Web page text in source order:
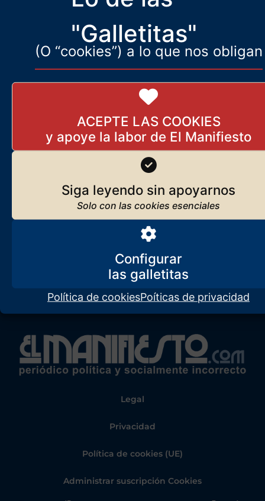
"Galletitas"
(O “cookies”) a lo que nos obligan
ACEPTE LAS COOKIES
Siga leyendo sin apoyarnos
Configurar
Política de cookiesPoíticas de privacidad
Legal
Privacidad
Política de cookies (UE)
Administrar suscripción Cookies